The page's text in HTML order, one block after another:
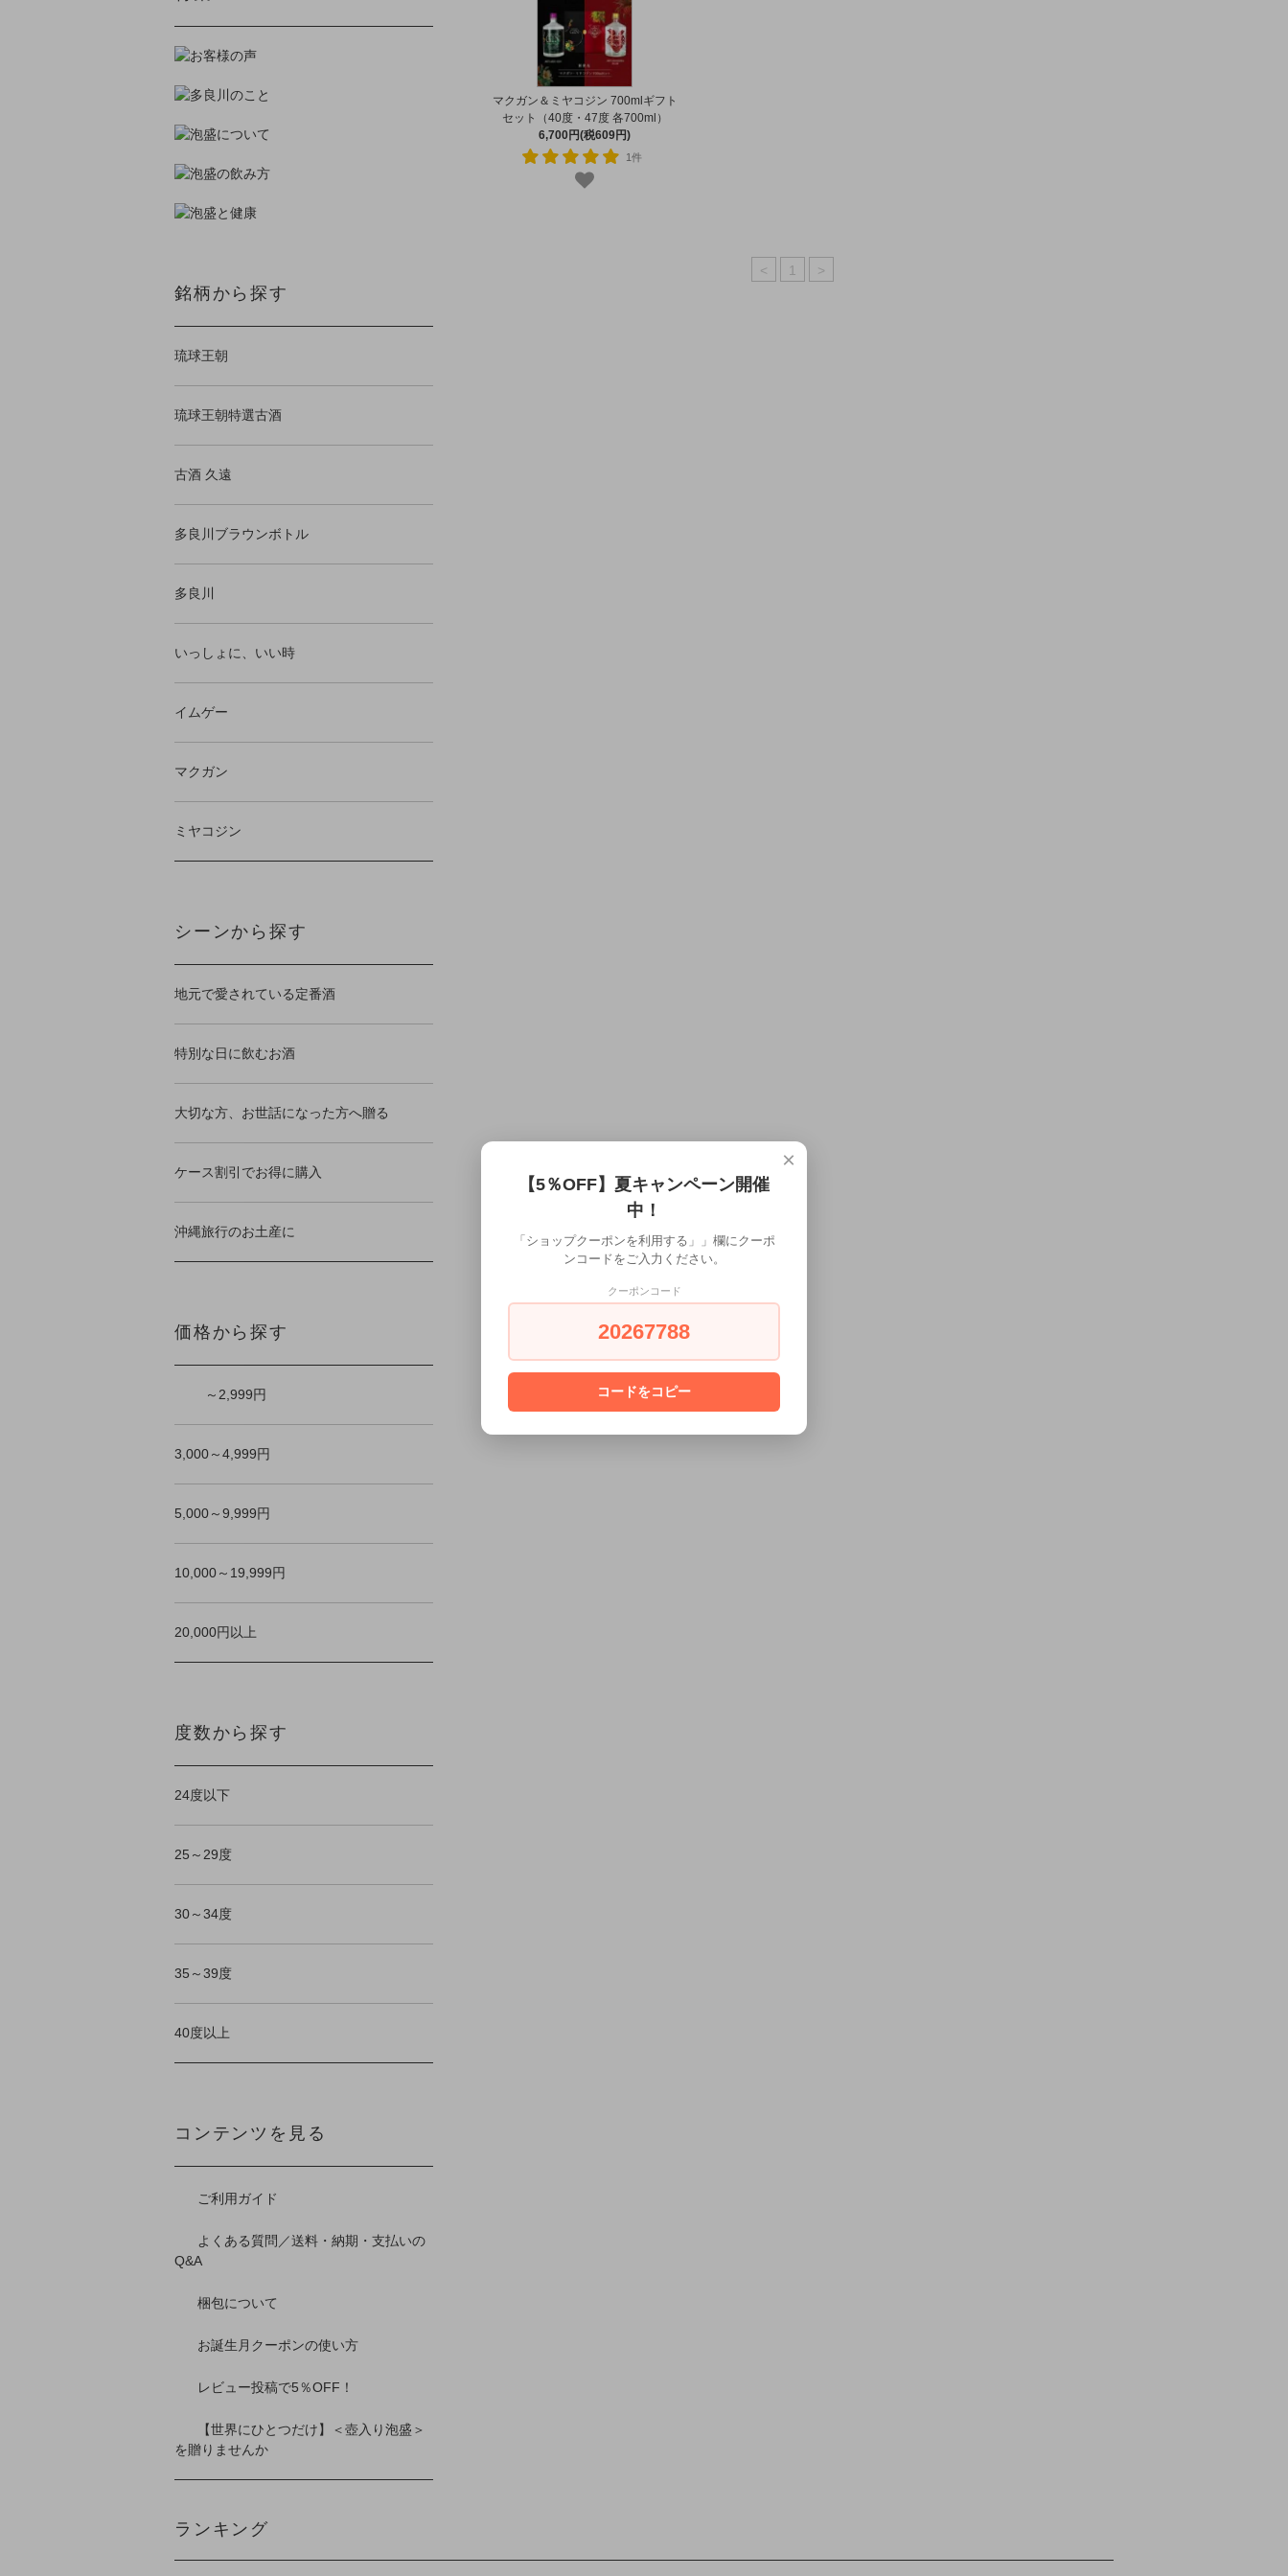
マクガン＆ミヤコジン 700mlギフト
セット（40度・47度 各700ml）
6,700円(税609円)
1件
< 1 >
銘柄から探す
琉球王朝
琉球王朝特選古酒
古酒 久遠
多良川ブラウンボトル
多良川
いっしょに、いい時
イムゲー
マクガン
ミヤコジン
シーンから探す
地元で愛されている定番酒
特別な日に飲むお酒
大切な方、お世話になった方へ贈る
ケース割引でお得に購入
沖縄旅行のお土産に
価格から探す
～2,999円
3,000～4,999円
5,000～9,999円
10,000～19,999円
20,000円以上
度数から探す
24度以下
25～29度
30～34度
35～39度
40度以上
コンテンツを見る
ご利用ガイド
よくある質問／送料・納期・支払いの
Q&A
梱包について
お誕生月クーポンの使い方
レビュー投稿で5％OFF！
【世界にひとつだけ】＜壺入り泡盛＞
を贈りませんか
ランキング
×
【5％OFF】夏キャンペーン開催
中！
「ショップクーポンを利用する」」欄にクーポ
ンコードをご入力ください。
クーポンコード
20267788
コードをコピー